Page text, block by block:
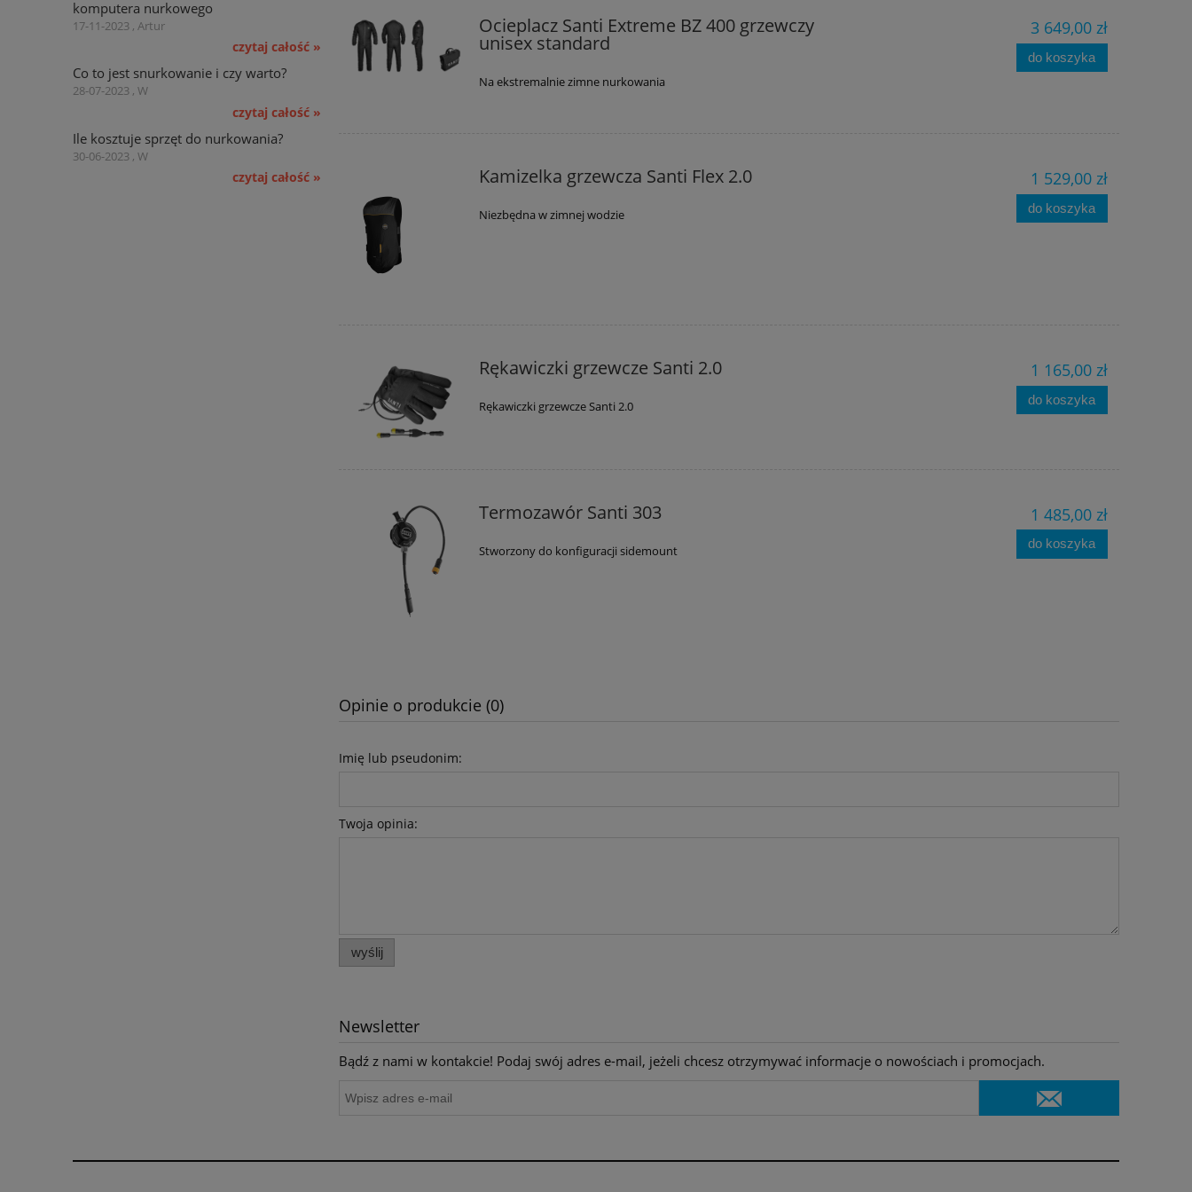
komputera nurkowego
17-11-2023 , Artur
czytaj całość »
Co to jest snurkowanie i czy warto?
28-07-2023 , W
czytaj całość »
Ile kosztuje sprzęt do nurkowania?
30-06-2023 , W
czytaj całość »
Ocieplacz Santi Extreme BZ 400 grzewczy
unisex standard
Na ekstremalnie zimne nurkowania
3 649,00 zł
do koszyka
Kamizelka grzewcza Santi Flex 2.0
Niezbędna w zimnej wodzie
1 529,00 zł
do koszyka
Rękawiczki grzewcze Santi 2.0
Rękawiczki grzewcze Santi 2.0
1 165,00 zł
do koszyka
Termozawór Santi 303
Stworzony do konfiguracji sidemount
1 485,00 zł
do koszyka
Opinie o produkcie (0)
Imię lub pseudonim:
Twoja opinia:
wyślij
Newsletter
Bądź z nami w kontakcie! Podaj swój adres e-mail, jeżeli chcesz otrzymywać informacje o nowościach i promocjach.